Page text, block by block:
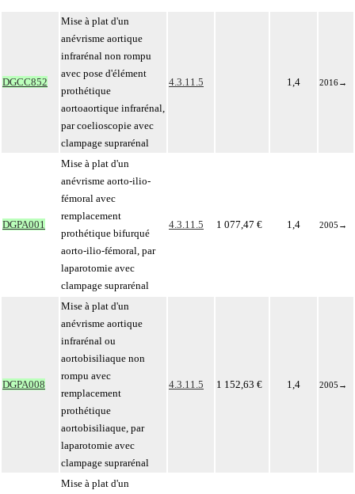
DGCC852
Mise à plat d'un
anévrisme aortique
infrarénal non rompu
avec pose d'élément
prothétique
aortoaortique infrarénal,
par coelioscopie avec
clampage suprarénal
4.3.11.5 1,4 2016→
DGPA001
Mise à plat d'un
anévrisme aorto-ilio-
fémoral avec
remplacement
prothétique bifurqué
aorto-ilio-fémoral, par
laparotomie avec
clampage suprarénal
4.3.11.5 1 077,47 € 1,4 2005 →
DGPA008
Mise à plat d'un
anévrisme aortique
infrarénal ou
aortobisiliaque non
rompu avec
remplacement
prothétique
aortobisiliaque, par
laparotomie avec
clampage suprarénal
4.3.11.5 1 152,63 € 1,4 2005 →
Mise à plat d'un